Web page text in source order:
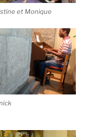
et Monique